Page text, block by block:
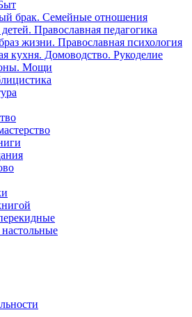
брак. Семейные отношения
Православная педагогика
жизни. Православная психология
кухня. Домоводство. Рукоделие
Мощи